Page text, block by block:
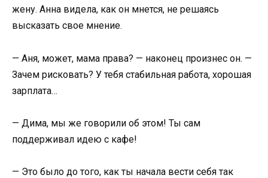
жену. Анна видела, как он мнется, не решаясь
высказать свое мнение.
— Аня, может, мама права? — наконец произнес он. —
Зачем рисковать? У тебя стабильная работа, хорошая
зарплата…
— Дима, мы же говорили об этом! Ты сам
поддерживал идею с кафе!
— Это было до того, как ты начала вести себя так